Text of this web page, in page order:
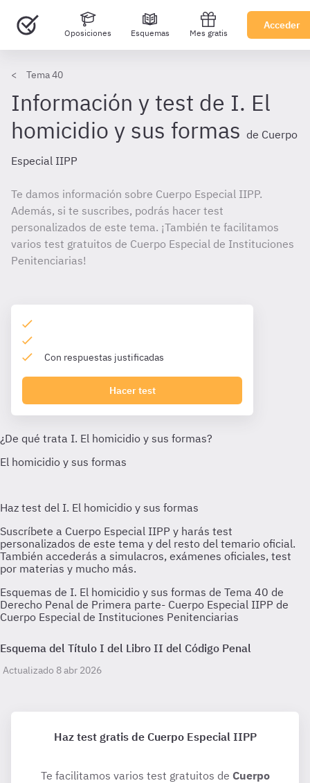
Oposiciones Esquemas Mes gratis
Acceder
Tema 40
Información y test de I. El
homicidio y sus formas de Cuerpo
Especial IIPP
Te damos información sobre Cuerpo Especial IIPP.
Además, si te suscribes, podrás hacer test
personalizados de este tema. ¡También te facilitamos
varios test gratuitos de Cuerpo Especial de Instituciones
Penitenciarias!
Con respuestas justificadas
Hacer test
Esquemas de I. El homicidio y sus formas de Tema 40 de
Derecho Penal de Primera parte- Cuerpo Especial IIPP de
Cuerpo Especial de Instituciones Penitenciarias
Esquema del Título I del Libro II del Código Penal
Actualizado 8 abr 2026
Haz test gratis de Cuerpo Especial IIPP
Te facilitamos varios test gratuitos de Cuerpo